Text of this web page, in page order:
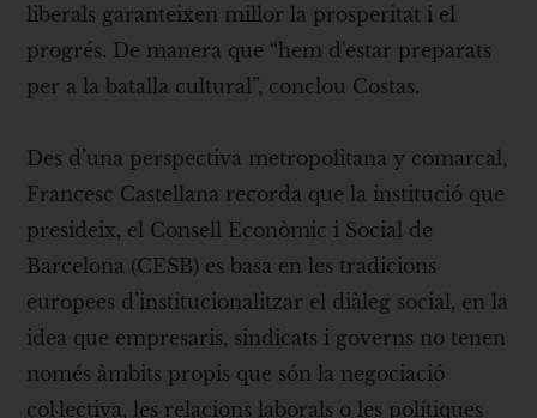
liberals garanteixen millor la prosperitat i el
progrés. De manera que “hem d'estar preparats
per a la batalla cultural”, conclou Costas.
Des d’una perspectiva metropolitana y comarcal,
Francesc Castellana recorda que la institució que
presideix, el Consell Econòmic i Social de
Barcelona (CESB) es basa en les tradicions
europees d’institucionalitzar el diàleg social, en la
idea que empresaris, sindicats i governs no tenen
només àmbits propis que són la negociació
col·lectiva, les relacions laborals o les polítiques